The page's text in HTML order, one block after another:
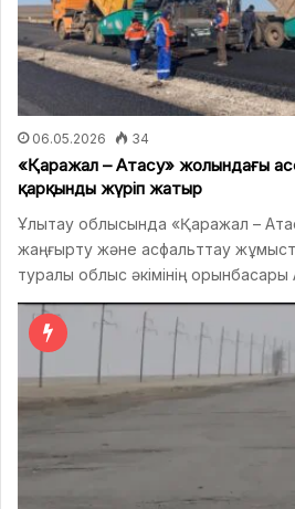
06.05.2026 34
«Қаражал – Атасу» жолындағы
қарқынды жүріп жатыр
Ұлытау облысында «Қаражал –
жаңғырту және асфальттау
туралы облыс әкімінің